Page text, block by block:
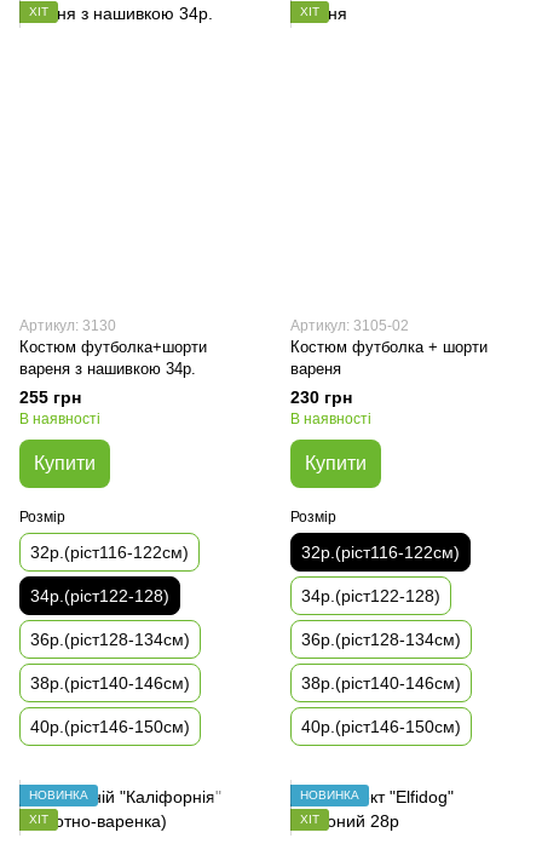
ХІТ
Артикул: 3130
Костюм футболка+шорти
вареня з нашивкою 34р.
255 грн
В наявності
Купити
Розмір
32р.(ріст116-122см)
34р.(ріст122-128)
36р.(ріст128-134см)
38р.(ріст140-146см)
40р.(ріст146-150см)
ХІТ
Артикул: 3105-02
Костюм футболка + шорти
вареня
230 грн
В наявності
Купити
Розмір
32р.(ріст116-122см)
34р.(ріст122-128)
36р.(ріст128-134см)
38р.(ріст140-146см)
40р.(ріст146-150см)
НОВИНКА
ХІТ
НОВИНКА
ХІТ